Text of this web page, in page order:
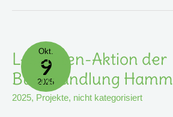
Okt.
9
2025
Lesetüten-Aktion der
Buchhandlung Hamm
2025, Projekte, nicht kategorisiert
Lesetüten-
Aktion
Buchhandlung
Hamm